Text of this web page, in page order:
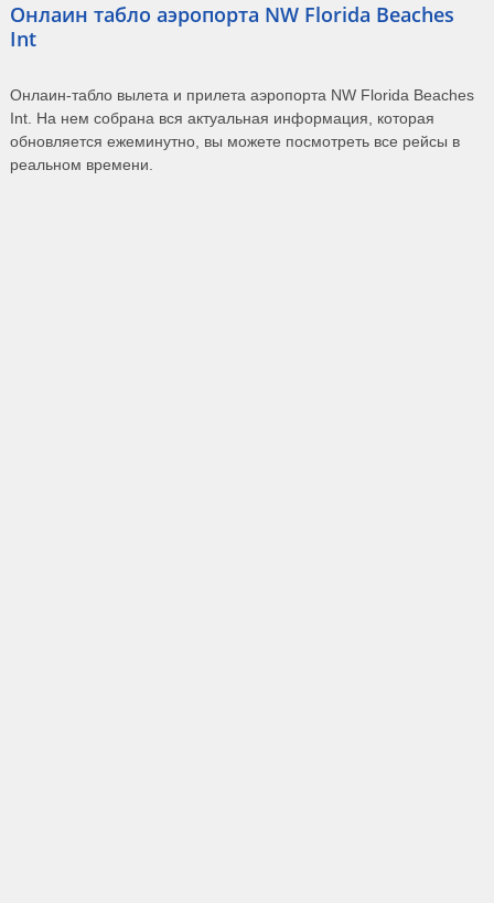
Онлаин табло аэропорта NW Florida Beaches
Int
Онлаин-табло вылета и прилета аэропорта NW Florida Beaches
Int. На нем собрана вся актуальная информация, которая
обновляется ежеминутно, вы можете посмотреть все рейсы в
реальном времени.